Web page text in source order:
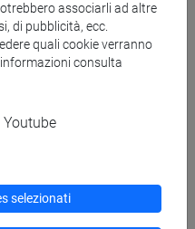
associarli ad altre
di pubblicità, ecc.
quali cookie verranno
consulta
Youtube
selezionati